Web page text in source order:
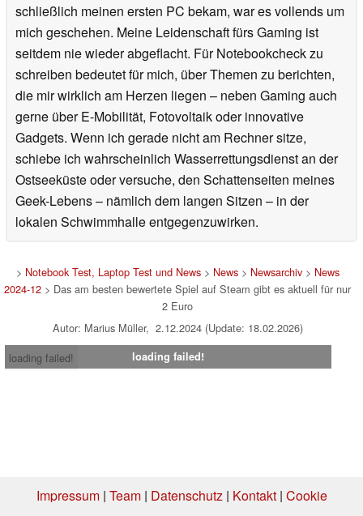
schließlich meinen ersten PC bekam, war es vollends um
mich geschehen. Meine Leidenschaft fürs Gaming ist
seitdem nie wieder abgeflacht. Für Notebookcheck zu
schreiben bedeutet für mich, über Themen zu berichten,
die mir wirklich am Herzen liegen – neben Gaming auch
gerne über E-Mobilität, Fotovoltaik oder innovative
Gadgets. Wenn ich gerade nicht am Rechner sitze,
schiebe ich wahrscheinlich Wasserrettungsdienst an der
Ostseeküste oder versuche, den Schattenseiten meines
Geek-Lebens – nämlich dem langen Sitzen – in der
lokalen Schwimmhalle entgegenzuwirken.
> Notebook Test, Laptop Test und News> News> Newsarchiv> News
2024-12 > Das am besten bewertete Spiel auf Steam gibt es aktuell für nur
2 Euro
Autor: Marius Müller, 2.12.2024 (Update: 18.02.2026)
loading failed!
loading failed!
Impressum| Team| Datenschutz| Kontakt| Cookie